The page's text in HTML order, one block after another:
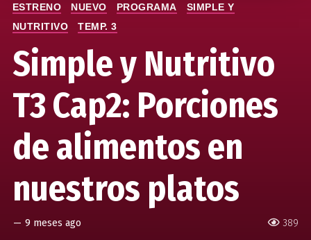
389
ESTRENO NUEVO PROGRAMA
SIMPLE Y
NUTRITIVO
TEMP. 3
Simple y Nutritivo
T3 Cap2: Porciones
de alimentos en
nuestros platos
— 9 meses ago